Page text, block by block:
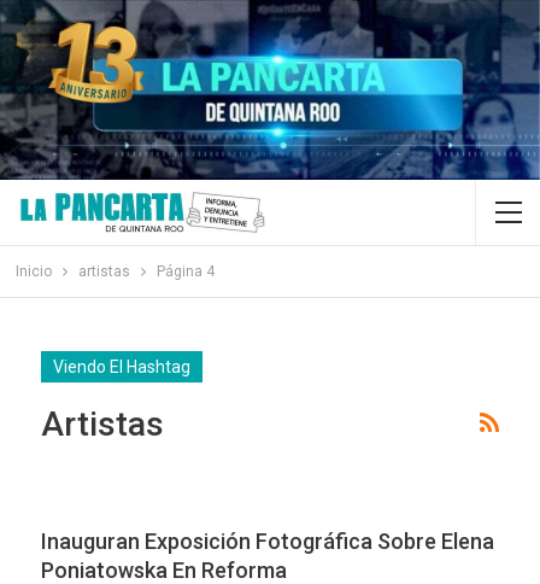
Inicio artistas Página 4
Viendo El Hashtag
Artistas
Inauguran Exposición Fotográfica Sobre Elena
Poniatowska En Reforma